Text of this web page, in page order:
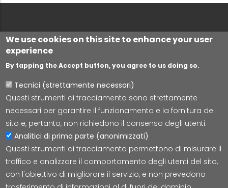
We use cookies on this site to enhance your user
experience
By tapping the Accept button, you agree to us doing so.
Tecnici (strettamente necessari)
Questi strumenti di tracciamento sono strettamente
necessari per garantire il funzionamento e la fornitura del
sito e, pertanto, non richiedono il consenso degli utenti.
Analitici di prima parte (anonimizzati)
Questi strumenti di tracciamento permettono di misurare il
traffico e analizzare il comportamento degli utenti del sito,
con l'obiettivo di migliorare il servizio, e non prevedono
Lepida S.c.p.A.
Via della Liberazione 15, 40128 Bologna
segreteria@lepida.it
PEC:
segreteria@pec.lepida.it
Capitale Sociale i.v. ad oggi € 69.881.000,00
P.IVA/CF 02770891204